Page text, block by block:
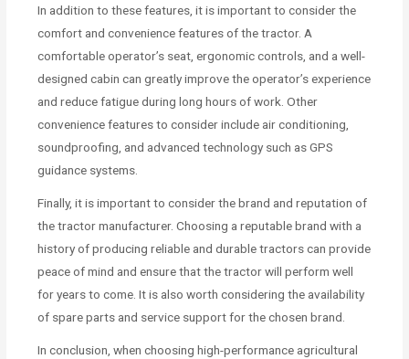
In addition to these features, it is important to consider the
comfort and convenience features of the tractor. A
comfortable operator’s seat, ergonomic controls, and a well-
designed cabin can greatly improve the operator’s experience
and reduce fatigue during long hours of work. Other
convenience features to consider include air conditioning,
soundproofing, and advanced technology such as GPS
guidance systems.
Finally, it is important to consider the brand and reputation of
the tractor manufacturer. Choosing a reputable brand with a
history of producing reliable and durable tractors can provide
peace of mind and ensure that the tractor will perform well
for years to come. It is also worth considering the availability
of spare parts and service support for the chosen brand.
In conclusion, when choosing high-performance agricultural